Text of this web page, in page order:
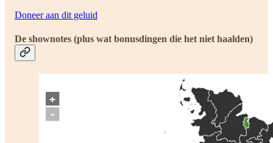
Doneer aan dit geluid
De shownotes (plus wat bonusdingen die het niet haalden)